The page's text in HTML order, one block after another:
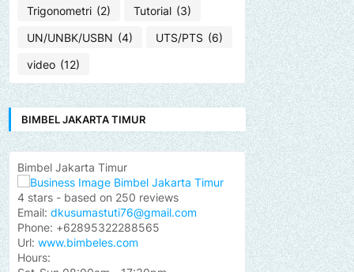
Trigonometri (2) Tutorial (3)
UN/UNBK/USBN (4) UTS/PTS (6)
video (12)
BIMBEL JAKARTA TIMUR
Bimbel Jakarta Timur
4 stars - based on 250 reviews
Email: dkusumastuti76@gmail.com
Phone: +62895322288565
Url: www.bimbeles.com
Hours: